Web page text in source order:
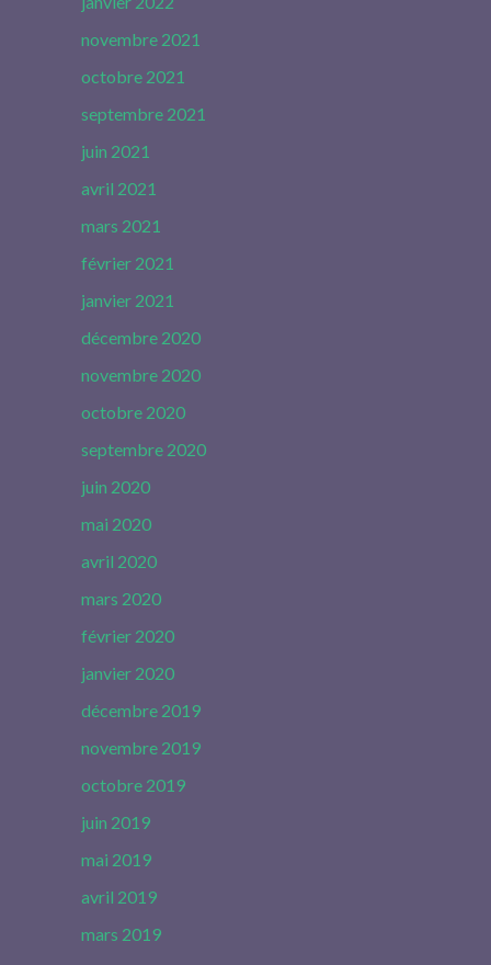
novembre 2021
octobre 2021
septembre 2021
juin 2021
avril 2021
mars 2021
février 2021
janvier 2021
décembre 2020
novembre 2020
octobre 2020
septembre 2020
juin 2020
mai 2020
avril 2020
mars 2020
février 2020
janvier 2020
décembre 2019
novembre 2019
octobre 2019
juin 2019
mai 2019
avril 2019
mars 2019